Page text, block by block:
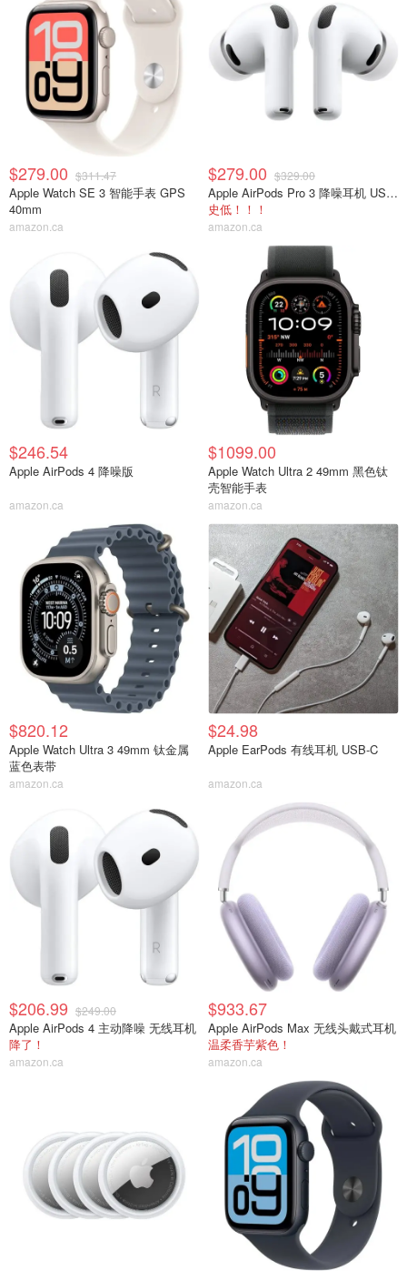
$279.00 $311.47
Apple Watch SE 3 智能手表 GPS
40mm
amazon.ca
$279.00 $329.00
Apple AirPods Pro 3 降噪耳机 USB-C
史低！！！
amazon.ca
$246.54
Apple AirPods 4 降噪版
amazon.ca
$1099.00
Apple Watch Ultra 2 49mm 黑色钛
壳智能手表
amazon.ca
$820.12
Apple Watch Ultra 3 49mm 钛金属
蓝色表带
amazon.ca
$24.98
Apple EarPods 有线耳机 USB-C
amazon.ca
$206.99 $249.00
Apple AirPods 4 主动降噪 无线耳机
降了！
amazon.ca
$933.67
Apple AirPods Max 无线头戴式耳机
温柔香芋紫色！
amazon.ca